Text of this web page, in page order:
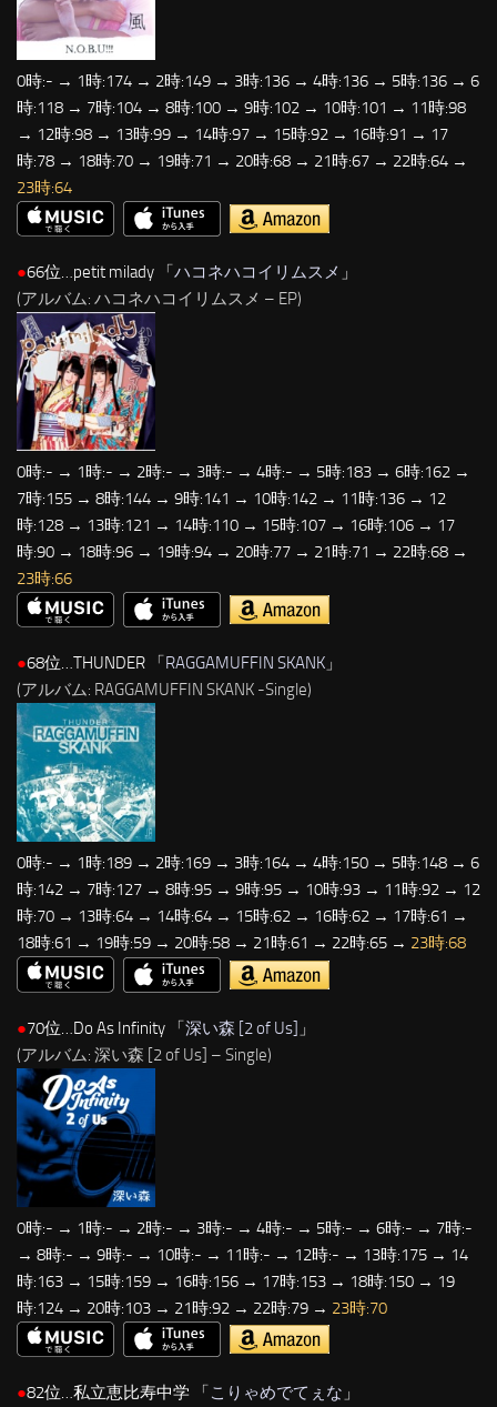
0時:- → 1時:174 → 2時:149 → 3時:136 → 4時:136 → 5時:136 → 6
時:118 → 7時:104 → 8時:100 → 9時:102 → 10時:101 → 11時:98
→ 12時:98 → 13時:99 → 14時:97 → 15時:92 → 16時:91 → 17
時:78 → 18時:70 → 19時:71 → 20時:68 → 21時:67 → 22時:64 →
23時:64
●66位…petit milady 「ハコネハコイリムスメ 」
(アルバム: ハコネハコイリムスメ – EP)
0時:- → 1時:- → 2時:- → 3時:- → 4時:- → 5時:183 → 6時:162 →
7時:155 → 8時:144 → 9時:141 → 10時:142 → 11時:136 → 12
時:128 → 13時:121 → 14時:110 → 15時:107 → 16時:106 → 17
時:90 → 18時:96 → 19時:94 → 20時:77 → 21時:71 → 22時:68 →
23時:66
●68位…THUNDER 「 RAGGAMUFFIN SKANK 」
(アルバム: RAGGAMUFFIN SKANK -Single)
0時:- → 1時:189 → 2時:169 → 3時:164 → 4時:150 → 5時:148 → 6
時:142 → 7時:127 → 8時:95 → 9時:95 → 10時:93 → 11時:92 → 12
時:70 → 13時:64 → 14時:64 → 15時:62 → 16時:62 → 17時:61 →
18時:61 → 19時:59 → 20時:58 → 21時:61 → 22時:65 → 23時:68
●70位…Do As Infinity 「深い森 [2 of Us] 」
(アルバム: 深い森 [2 of Us] – Single)
0時:- → 1時:- → 2時:- → 3時:- → 4時:- → 5時:- → 6時:- → 7時:-
→ 8時:- → 9時:- → 10時:- → 11時:- → 12時:- → 13時:175 → 14
時:163 → 15時:159 → 16時:156 → 17時:153 → 18時:150 → 19
時:124 → 20時:103 → 21時:92 → 22時:79 → 23時:70
●82位…私立恵比寿中学 「こりゃめでてぇな 」